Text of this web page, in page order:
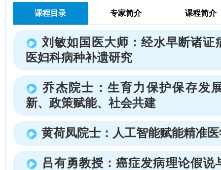
课程目录 专家简介 课程简介
刘敏如国医大师：经水早断诸
医妇科病种补遗研究
乔杰院士：生育力保护保存发
新、政策赋能、社会共建
黄荷凤院士：人工智能赋能精准
吕有勇教授：癌症发病理论假说